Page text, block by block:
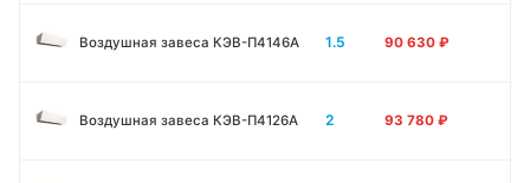
Воздушная завеса КЭВ-П4146A 1.5 90 630 ₽
Воздушная завеса КЭВ-П4126A 2 93 780 ₽